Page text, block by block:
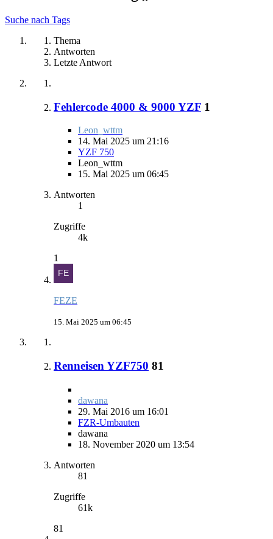
Suche nach Tags
Thema
Antworten
Letzte Antwort
Fehlercode 4000 & 9000 YZF 1
Leon_wttm
14. Mai 2025 um 21:16
YZF 750
Leon_wttm
15. Mai 2025 um 06:45
Antworten
1
Zugriffe
4k
1
FEZE
15. Mai 2025 um 06:45
Renneisen YZF750 81
dawana
29. Mai 2016 um 16:01
FZR-Umbauten
dawana
18. November 2020 um 13:54
Antworten
81
Zugriffe
61k
81